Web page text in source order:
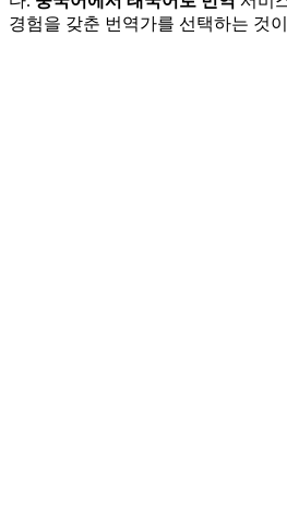
경험을 갖춘 번역가를 선택하는 것